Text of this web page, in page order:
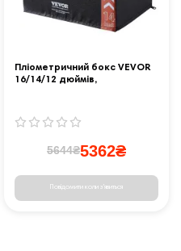
Пліометричний бокс VEVOR
16/14/12 дюймів,
5644₴5362₴
Повідомити коли з'явиться